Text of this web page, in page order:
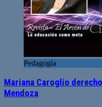
Pedagogía
Mariana Caroglio
Mendoza